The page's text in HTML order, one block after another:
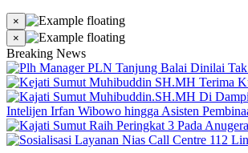
×
×
Breaking News
Intelijen Irfan Wibowo hingga Asisten